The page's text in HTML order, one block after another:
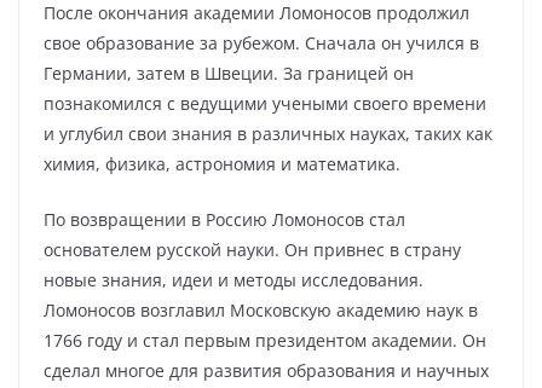
После окончания академии Ломоносов продолжил
свое образование за рубежом. Сначала он учился в
Германии, затем в Швеции. За границей он
познакомился с ведущими учеными своего времени
и углубил свои знания в различных науках, таких как
химия, физика, астрономия и математика.
По возвращении в Россию Ломоносов стал
основателем русской науки. Он привнес в страну
новые знания, идеи и методы исследования.
Ломоносов возглавил Московскую академию наук в
1766 году и стал первым президентом академии. Он
сделал многое для развития образования и научных